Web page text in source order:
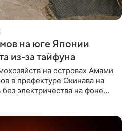
на юге Японии
из-за тайфуна
на островах Амами
в префектуре Окинава на
электричества на фоне